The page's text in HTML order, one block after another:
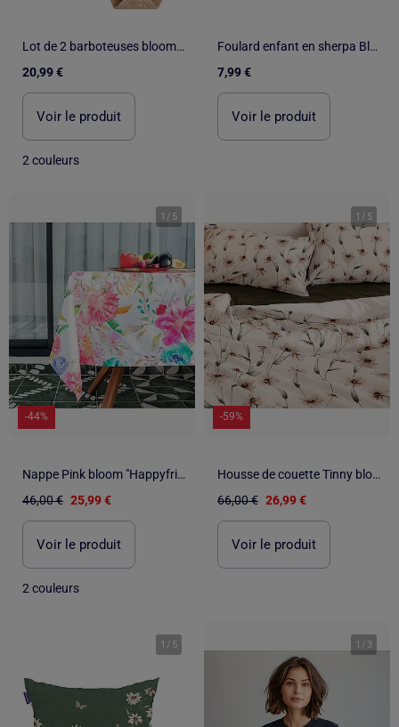
Lot de 2 barboteuses bloomer bébé en gaze de coton Praline
20,99 €
Voir le produit
2 couleurs
Foulard enfant en sherpa Bloom
7,99 €
Voir le produit
1 / 5
-44%
Nappe Pink bloom "Happyfriday
46,00 € 25,99 €
Voir le produit
2 couleurs
1 / 5
-59%
Housse de couette Tinny bloom "Happyfriday
66,00 € 26,99 €
Voir le produit
1 / 5 1 / 3